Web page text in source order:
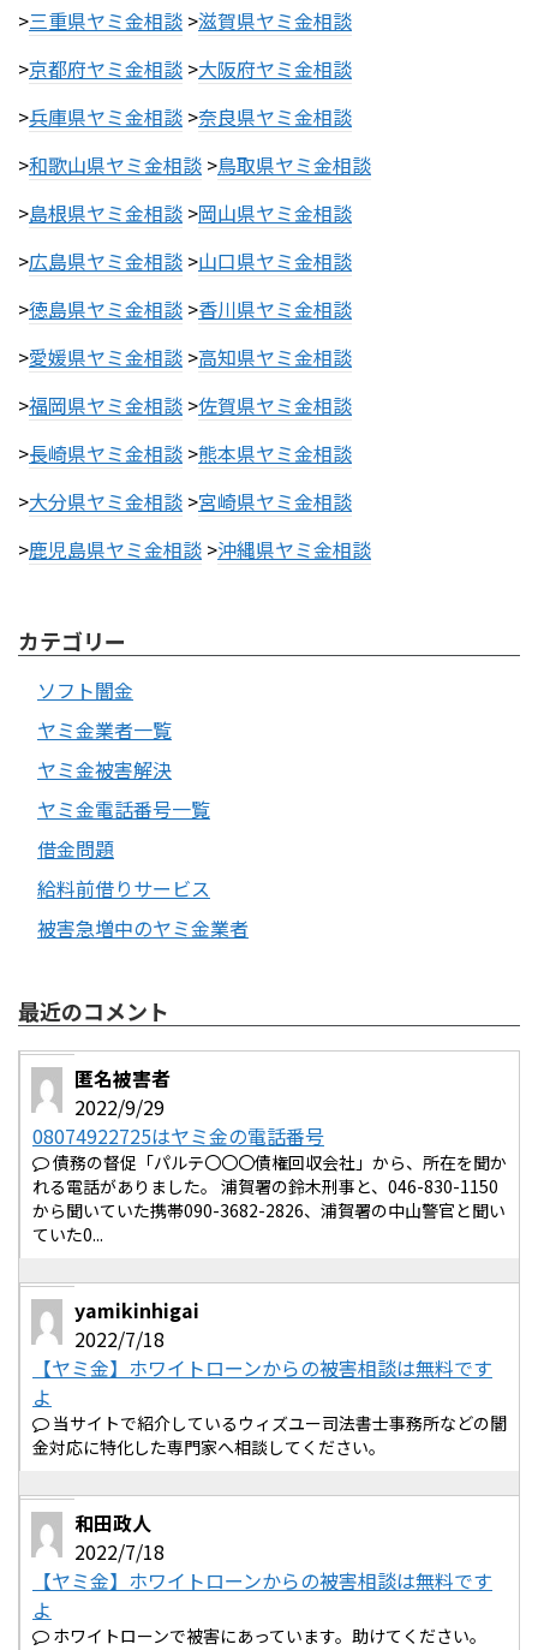
>三重県ヤミ金相談 >滋賀県ヤミ金相談
>京都府ヤミ金相談 >大阪府ヤミ金相談
>兵庫県ヤミ金相談 >奈良県ヤミ金相談
>和歌山県ヤミ金相談 >鳥取県ヤミ金相談
>島根県ヤミ金相談 >岡山県ヤミ金相談
>広島県ヤミ金相談 >山口県ヤミ金相談
>徳島県ヤミ金相談 >香川県ヤミ金相談
>愛媛県ヤミ金相談 >高知県ヤミ金相談
>福岡県ヤミ金相談 >佐賀県ヤミ金相談
>長崎県ヤミ金相談 >熊本県ヤミ金相談
>大分県ヤミ金相談 >宮崎県ヤミ金相談
>鹿児島県ヤミ金相談 >沖縄県ヤミ金相談
カテゴリー
ソフト闇金
ヤミ金業者一覧
ヤミ金被害解決
ヤミ金電話番号一覧
借金問題
給料前借りサービス
被害急増中のヤミ金業者
最近のコメント
匿名被害者
2022/9/29
08074922725はヤミ金の電話番号
債務の督促「パルテ〇〇〇債権回収会社」から、所在を聞か
れる電話がありました。 浦賀署の鈴木刑事と、046-830-1150
から聞いていた携帯090-3682-2826、浦賀署の中山警官と聞い
ていた0...
yamikinhigai
2022/7/18
【ヤミ金】ホワイトローンからの被害相談は無料です
よ
当サイトで紹介しているウィズユー司法書士事務所などの闇
金対応に特化した専門家へ相談してください。
和田政人
2022/7/18
【ヤミ金】ホワイトローンからの被害相談は無料です
よ
ホワイトローンで被害にあっています。助けてください。